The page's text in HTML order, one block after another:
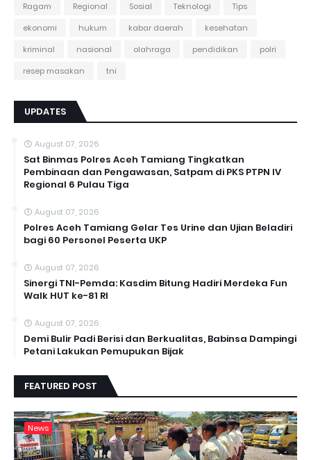
Ragam
Regional Sosial Teknologi
Tips
ekonomi
hukum kabar daerah
kesehatan
kriminal
nasional olahraga pendidikan
polri
resep masakan
tni
UPDATES
August 07, 2026
Sat Binmas Polres Aceh Tamiang Tingkatkan
Pembinaan dan Pengawasan, Satpam di PKS PTPN IV
Regional 6 Pulau Tiga
August 07, 2026
Polres Aceh Tamiang Gelar Tes Urine dan Ujian Beladiri
bagi 60 Personel Peserta UKP
August 07, 2026
Sinergi TNI-Pemda: Kasdim Bitung Hadiri Merdeka Fun
Walk HUT ke-81 RI
August 07, 2026
Demi Bulir Padi Berisi dan Berkualitas, Babinsa Dampingi
Petani Lakukan Pemupukan Bijak
FEATURED POST
News